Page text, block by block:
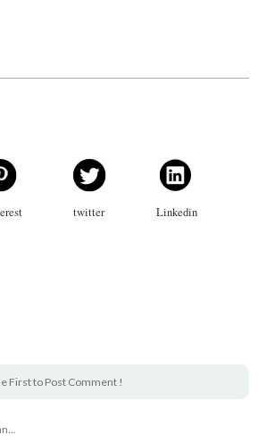
twitter Linkedin
First to Post Comment !